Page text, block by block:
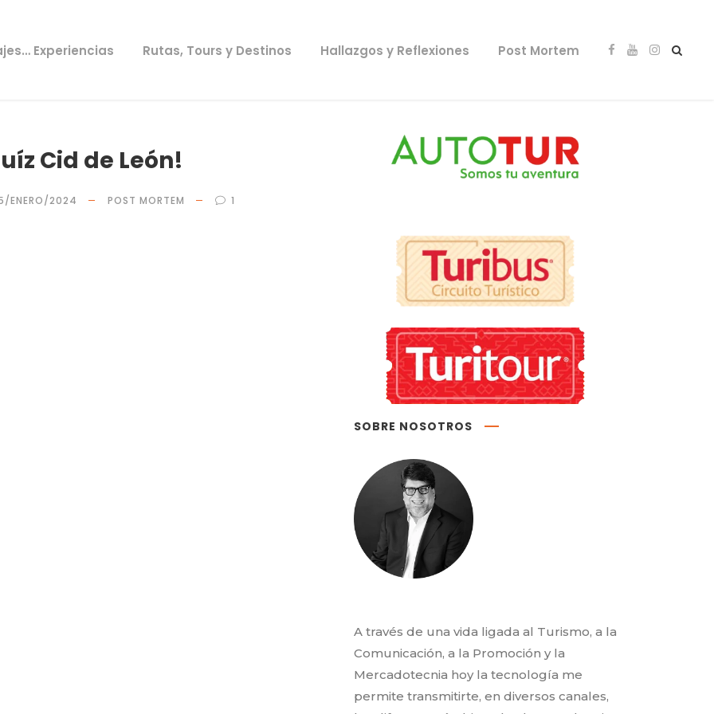
Experiencias Rutas, Tours y Destinos Hallazgos y Reflexiones Post Mortem
Cid de León!
ENERO/2024 POST MORTEM 1
SOBRE NOSOTROS
A través de una vida ligada al Turismo, a la
Comunicación, a la Promoción y la
Mercadotecnia hoy la tecnología me
permite transmitirte, en diversos canales,